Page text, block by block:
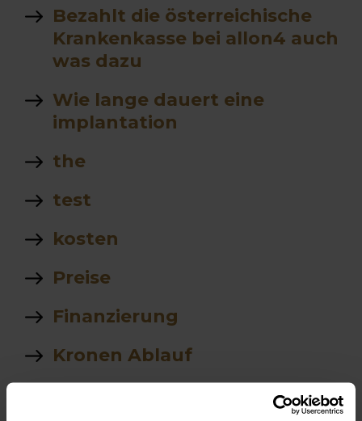
Bezahlt die österreichische
Krankenkasse bei allon4 auch
was dazu
Wie lange dauert eine
implantation
the
test
kosten
Preise
Finanzierung
Kronen Ablauf